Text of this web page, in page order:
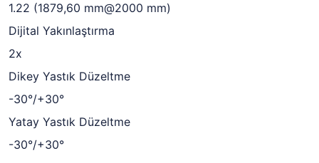
1.22 (1879,60 mm@2000 mm)
Dijital Yakınlaştırma
2x
Dikey Yastık Düzeltme
-30°/+30°
Yatay Yastık Düzeltme
-30°/+30°